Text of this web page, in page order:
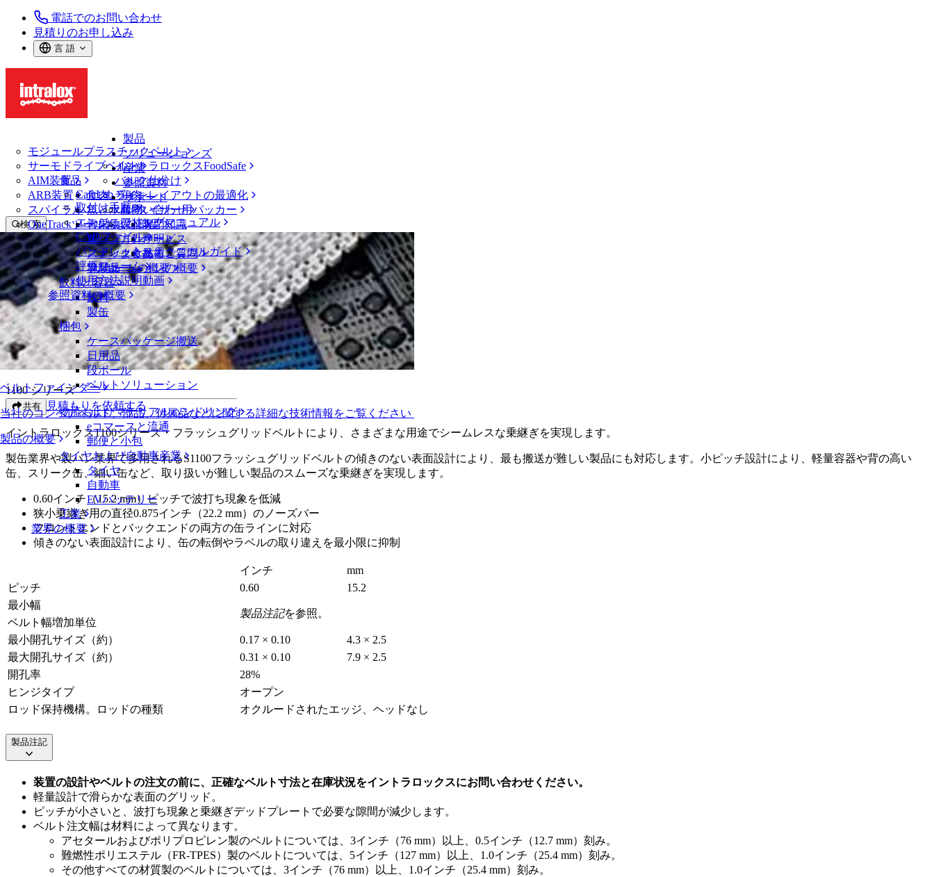
電話でのお問い合わせ
見積りのお申し込み
言 語
製品
モジュールプラスチックベルト
サーモドライブベルト
AIM装置
ARB装置
スパイラル
OneTrackツールおよび部品
ベルトファインダー
当社のコンベアベルト、部品、付属品などに関する詳細な技術情報をご覧ください
製品の概要
ソリューションズ
イントラロックスFoodSafe
バルク仕分け
ラインレイアウトの最適化
パレタイザー用パッカー
専門知識
サービス
技術
ソリューションの概要
産業
食品
食肉、鶏肉
魚と水産物
青果物
製パン
スナック食品
乳製品
飲料と容器
飲料
製缶
梱包
ケースパッケージ搬送
日用品
段ボール
ベルトソリューション
物流およびマテリアルハンドリング
eコマースと流通
郵便と小包
タイヤおよび自動車産業
タイヤ
自動車
EVバッテリー
工業
業界の概要
参照資料
CalcLab
取付け手順
エンジニアリングマニュアル
CADファイル
パンフレット・テクニカルガイド
評価フォーム
使用方法説明動画
参照資料の概要
サポート
お問い合わせ
保証
方針声明
よくあるご質問
サポートの概要
検 索
メニューを開く
ベルトファインダー
ベルトファインダー
モジュールプラスチックベルト
1100 シリーズ
フラッシュグリッド
フラッシュグリッド
1100 シリーズ
共有 見積もりを依頼する
イントラロックス1100シリーズ・フラッシュグリッドベルトにより、さまざまな用途でシームレスな乗継ぎを実現します。
製缶業界や製パン業界で多用されるS1100フラッシュグリッドベルトの傾きのない表面設計により、最も搬送が難しい製品にも対応します。小ピッチ設計により、軽量容器や背の高い
缶、スリーク缶、細い缶など、取り扱いが難しい製品のスムーズな乗継ぎを実現します。
0.60インチ（15.2 mm）ピッチで波打ち現象を低減
狭小乗継ぎ用の直径0.875インチ（22.2 mm）のノーズバー
フロントエンドとバックエンドの両方の缶ラインに対応
傾きのない表面設計により、缶の転倒やラベルの取り違えを最小限に抑制
インチ
mm
ピッチ
0.60
15.2
最小幅
製品注記を参照。
ベルト幅増加単位
最小開孔サイズ（約）
0.17 × 0.10
4.3 × 2.5
最大開孔サイズ（約）
0.31 × 0.10
7.9 × 2.5
開孔率
28%
ヒンジタイプ
オープン
ロッド保持機構。ロッドの種類
オクルードされたエッジ、ヘッドなし
製品注記
装置の設計やベルトの注文の前に、正確なベルト寸法と在庫状況をイントラロックスにお問い合わせください。
軽量設計で滑らかな表面のグリッド。
ピッチが小さいと、波打ち現象と乗継ぎデッドプレートで必要な隙間が減少します。
ベルト注文幅は材料によって異なります。
アセタールおよびポリプロピレン製のベルトについては、3インチ（76 mm）以上、0.5インチ（12.7 mm）刻み。
難燃性ポリエステル（FR-TPES）製のベルトについては、5インチ（127 mm）以上、1.0インチ（25.4 mm）刻み。
その他すべての材質製のベルトについては、3インチ（76 mm）以上、1.0インチ（25.4 mm）刻み。